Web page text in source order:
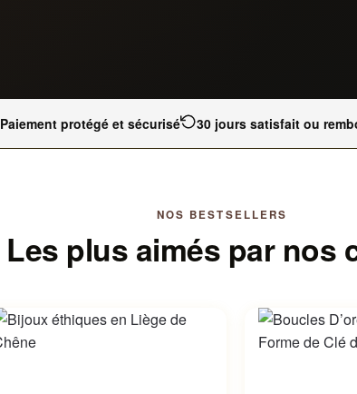
Paiement protégé et sécurisé 30 jours satisfait ou
NOS BESTSELLERS
Les plus aimés par nos